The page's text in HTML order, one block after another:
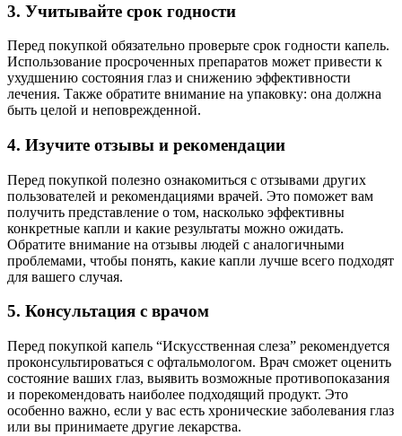
3. Учитывайте срок годности
Перед покупкой обязательно проверьте срок годности капель.
Использование просроченных препаратов может привести к
ухудшению состояния глаз и снижению эффективности
лечения. Также обратите внимание на упаковку: она должна
быть целой и неповрежденной.
4. Изучите отзывы и рекомендации
Перед покупкой полезно ознакомиться с отзывами других
пользователей и рекомендациями врачей. Это поможет вам
получить представление о том, насколько эффективны
конкретные капли и какие результаты можно ожидать.
Обратите внимание на отзывы людей с аналогичными
проблемами, чтобы понять, какие капли лучше всего подходят
для вашего случая.
5. Консультация с врачом
Перед покупкой капель “Искусственная слеза” рекомендуется
проконсультироваться с офтальмологом. Врач сможет оценить
состояние ваших глаз, выявить возможные противопоказания
и порекомендовать наиболее подходящий продукт. Это
особенно важно, если у вас есть хронические заболевания глаз
или вы принимаете другие лекарства.